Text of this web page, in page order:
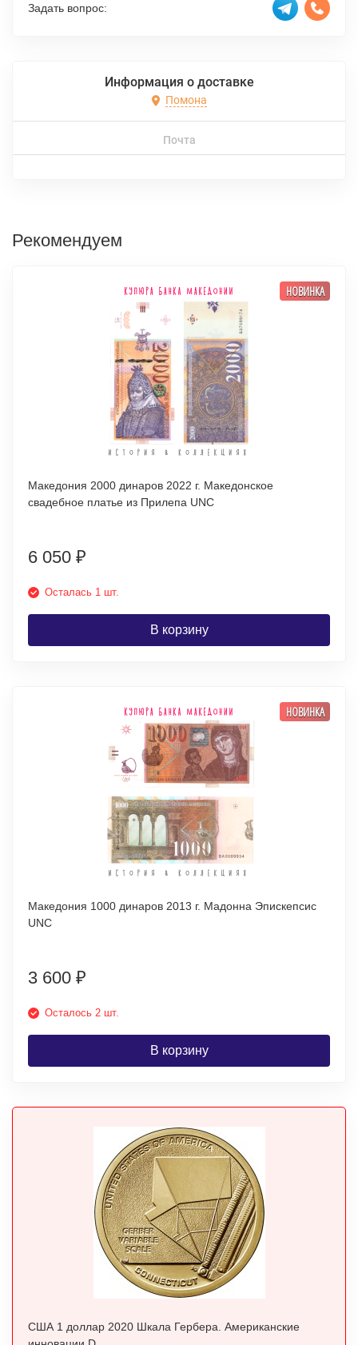
Задать вопрос:
Информация о доставке
Помона
Почта
Рекомендуем
НОВИНКА
Македония 2000 динаров 2022 г. Македонское
свадебное платье из Прилепа UNC
6 050 ₽
Осталась 1 шт.
В корзину
НОВИНКА
Македония 1000 динаров 2013 г. Мадонна Эпискепсис
UNC
3 600 ₽
Осталось 2 шт.
В корзину
США 1 доллар 2020 Шкала Гербера. Американские